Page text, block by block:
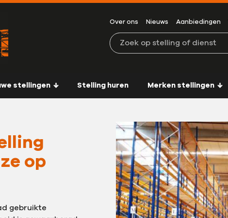
Over ons Nieuws Aanbiedingen
Zoeken in de website
stellingen Stelling huren Merken stellingen
op
gebruikte